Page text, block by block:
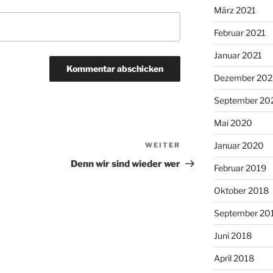
Nächster
Beitrag
WEITER
Denn wir sind wieder wer
März 2021
Februar 2021
Januar 2021
Dezember
September
Mai 2020
Januar 2020
Februar 2019
Oktober 2018
September
Juni 2018
April 2018